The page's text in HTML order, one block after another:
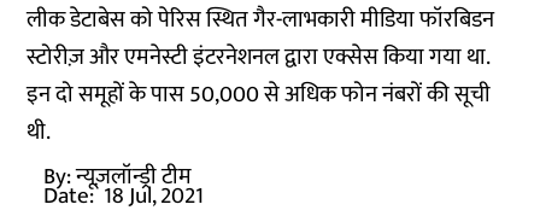
लीक डेटाबेस को पेरिस स्थित गैर-लाभकारी मीडिया फॉरबिडन
स्टोरीज़ और एमनेस्टी इंटरनेशनल द्वारा एक्सेस किया गया था.
इन दो समूहों के पास 50,000 से अधिक फोन नंबरों की सूची
थी.
By:न्यूज़लॉन्ड्री टीम
Date: 18 Jul, 2021